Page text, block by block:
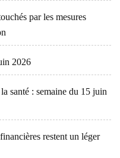
par les mesures
2026
santé : semaine du 15 juin
restent un léger